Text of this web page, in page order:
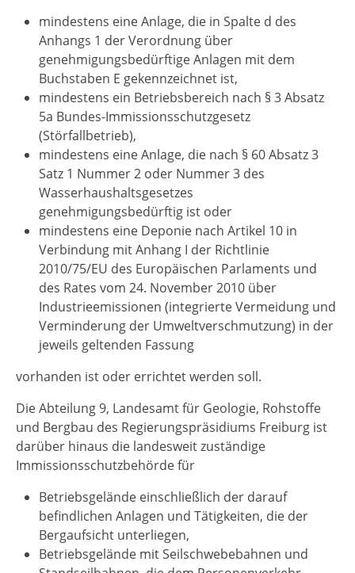
mindestens eine Anlage, die in Spalte d des
Anhangs 1 der Verordnung über
genehmigungsbedürftige Anlagen mit dem
Buchstaben E gekennzeichnet ist,
mindestens ein Betriebsbereich nach § 3 Absatz
5a Bundes-Immissionsschutzgesetz
(Störfallbetrieb),
mindestens eine Anlage, die nach § 60 Absatz 3
Satz 1 Nummer 2 oder Nummer 3 des
Wasserhaushaltsgesetzes
genehmigungsbedürftig ist oder
mindestens eine Deponie nach Artikel 10 in
Verbindung mit Anhang I der Richtlinie
2010/75/EU des Europäischen Parlaments und
des Rates vom 24. November 2010 über
Industrieemissionen (integrierte Vermeidung und
Verminderung der Umweltverschmutzung) in der
jeweils geltenden Fassung
vorhanden ist oder errichtet werden soll.
Die Abteilung 9, Landesamt für Geologie, Rohstoffe
und Bergbau des Regierungspräsidiums Freiburg ist
darüber hinaus die landesweit zuständige
Immissionsschutzbehörde für
Betriebsgelände einschließlich der darauf
befindlichen Anlagen und Tätigkeiten, die der
Bergaufsicht unterliegen,
Betriebsgelände mit Seilschwebebahnen und